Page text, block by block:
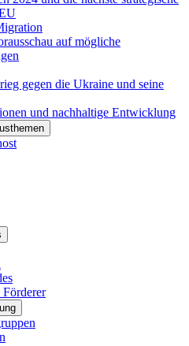
auf mögliche
gegen die Ukraine und seine
und nachhaltige Entwicklung
Förderer